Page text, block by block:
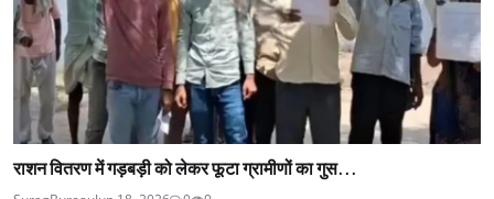
राशन वितरण में गड़बड़ी को लेकर फूटा ग्रामीणों का गुस...